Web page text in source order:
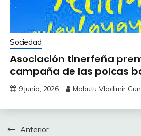
Sociedad
Asociación tinerfeña
campaña de las polcas
9 junio, 2026 Mobutu Vladimir
Navegación
Anterior: